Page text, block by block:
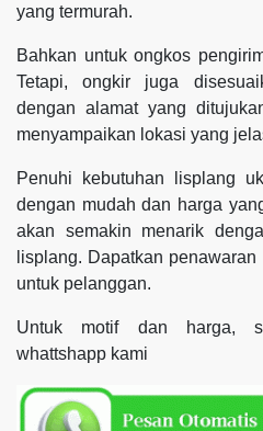
yang termurah.
Bahkan untuk ongkos
Tetapi, ongkir juga
dengan alamat yang
menyampaikan lokasi yang
Penuhi kebutuhan lisplang
dengan mudah dan harga
akan semakin menarik
lisplang. Dapatkan
untuk pelanggan.
Untuk motif dan harga,
whattshapp kami